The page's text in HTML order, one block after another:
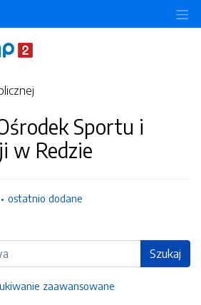
Sportu i
w Redzie
ostatnio dodane
Szukaj
zaawansowane